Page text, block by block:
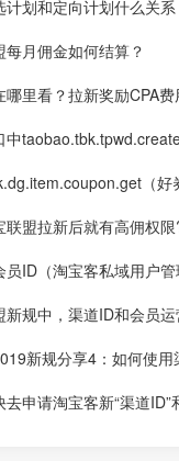
计划和定向计划什么关
每月佣金如何结算？
哪里看？拉新奖励CPA
中
（好
联盟拉新后就有高佣权
员ID（淘宝客私域用户
新规中，渠道ID和会员
新规分享4：如何使
申请淘宝客新“渠道ID”